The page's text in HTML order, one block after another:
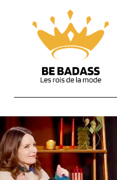
content